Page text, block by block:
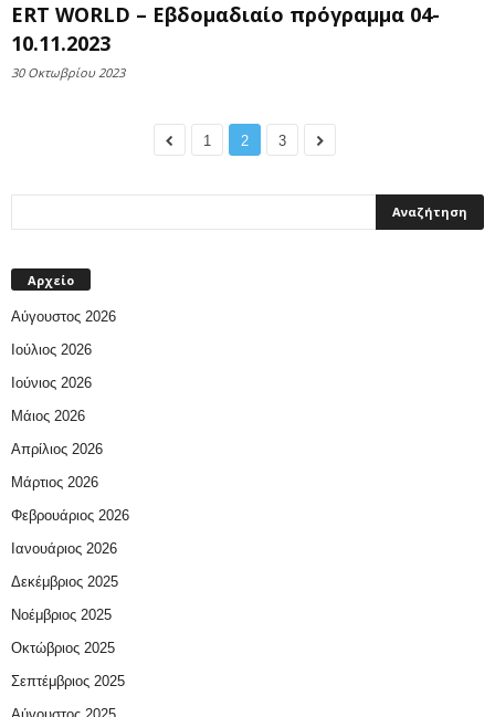
ERT WORLD – Εβδομαδιαίο πρόγραμμα 04-
10.11.2023
30 Οκτωβρίου 2023
1 2 3
Αρχείο
Αύγουστος 2026
Ιούλιος 2026
Ιούνιος 2026
Μάιος 2026
Απρίλιος 2026
Μάρτιος 2026
Φεβρουάριος 2026
Ιανουάριος 2026
Δεκέμβριος 2025
Νοέμβριος 2025
Οκτώβριος 2025
Σεπτέμβριος 2025